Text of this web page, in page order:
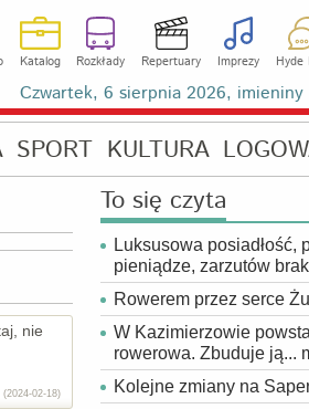
Katalog Rozkłady Repertuary Imprezy Hyde
Czwartek, 6 sierpnia 2026, imieniny
SPORT KULTURA
nie
(2024-02-18)
To się czyta
Luksusowa posiadłość,
pieniądze, zarzutów brak
Rowerem przez serce
W Kazimierzowie
rowerowa. Zbuduje ją...
Kolejne zmiany na